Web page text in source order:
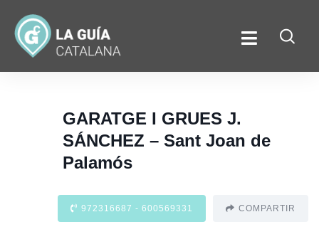
GARATGE I GRUES J.
SÁNCHEZ – Sant Joan de
Palamós
972316687 - 600569331 COMPARTIR